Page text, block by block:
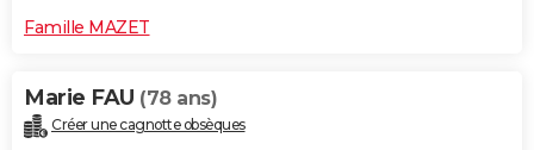
Famille MAZET
Marie FAU (78 ans)
Créer une cagnotte obsèques